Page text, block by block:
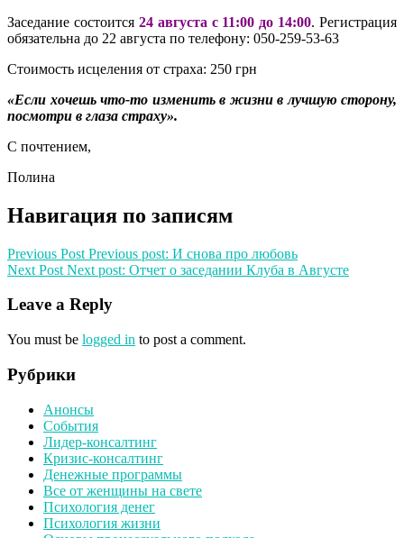
Заседание состоится 24 августа с 11:00 до 14:00. Регистрация
обязательна до 22 августа по телефону: 050-259-53-63
Стоимость исцеления от страха: 250 грн
«Если хочешь что-то изменить в жизни в лучшую сторону,
посмотри в глаза страху».
С почтением,
Полина
Навигация по записям
Previous Post Previous post: И снова про любовь
Next Post Next post: Отчет о заседании Клуба в Августе
Leave a Reply
You must be logged in to post a comment.
Рубрики
Анонсы
События
Лидер-консалтинг
Кризис-консалтинг
Денежные программы
Все от женщины на свете
Психология денег
Психология жизни